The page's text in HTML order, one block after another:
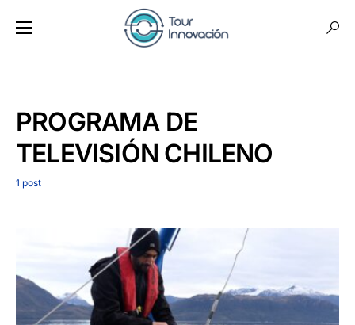
PROGRAMA DE
TELEVISIÓN CHILENO
1 post